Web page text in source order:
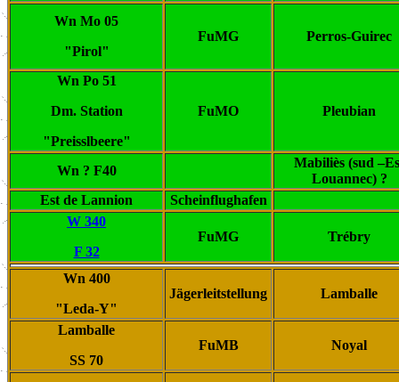
Wn Mo 05
"Pirol"
FuMG Perros-Guirec
Wn Po 51
Dm. Station
"Preisslbeere"
FuMO Pleubian
Wn ? F40
Mabiliès (sud
Louannec) ?
Est de Lannion
Scheinflughafen
W 340
F 32
FuMG Trébry
Wn 400
"Leda-Y"
Jägerleitstellung Lamballe
Lamballe
SS 70
FuMB Noyal